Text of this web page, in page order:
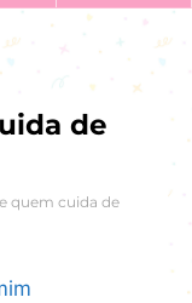
de
quem cuida de